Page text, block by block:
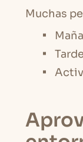
Muchas